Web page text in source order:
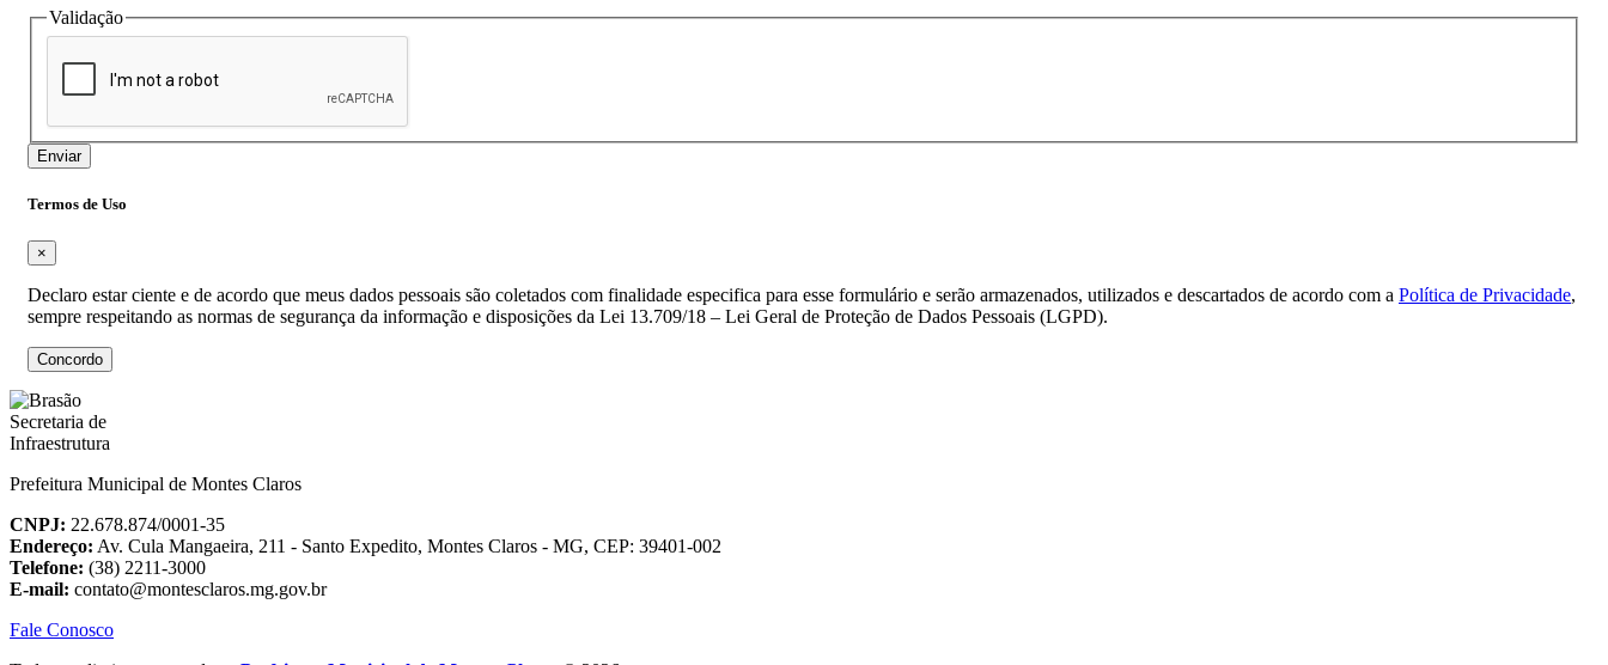
Validação
Enviar
Termos de Uso
×
Declaro estar ciente e de acordo que meus dados pessoais são coletados com finalidade especifica para esse formulário e serão armazenados, utilizados e descartados de acordo com a Política de Privacidade,
sempre respeitando as normas de segurança da informação e disposições da Lei 13.709/18 – Lei Geral de Proteção de Dados Pessoais (LGPD).
Concordo
Prefeitura Municipal de Montes Claros
CNPJ: 22.678.874/0001-35
Endereço: Av. Cula Mangaeira, 211 - Santo Expedito, Montes Claros - MG, CEP: 39401-002
Telefone: (38) 2211-3000
E-mail: contato@montesclaros.mg.gov.br
Fale Conosco